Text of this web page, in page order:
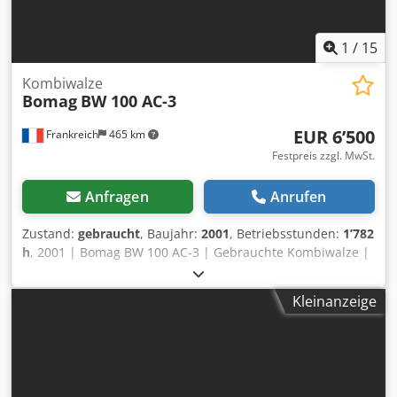
1 / 15
Frankreich 465 km
Kombiwalze
Bomag BW 100 AC-3
EUR 6’500
Festpreis zzgl. MwSt.
Anfragen Anrufen
Zustand: gebraucht, Baujahr: 2001, Betriebsstunden: 1’782
h, 2001 | Bomag BW 100 AC-3 | Gebrauchte Kombiwalze |
1782 hours 📍Location: Frankreich 🚛 Delivery available to
your destination – Use our shipping calculator to estimate
transport costs! 💰 Buy Now for EUR 6500 or Make an Offer.
Kleinanzeige